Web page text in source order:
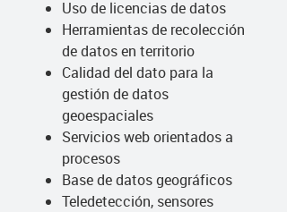
Uso de licencias de datos
Herramientas de recolección
de datos en territorio
Calidad del dato para la
gestión de datos
geoespaciales
Servicios web orientados a
procesos
Base de datos geográficos
Teledetección, sensores